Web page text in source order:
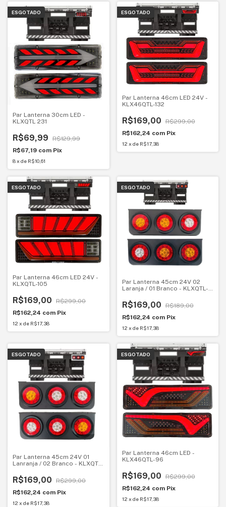
ESGOTADO
Par Lanterna 30cm LED -
KLXQTL 231
R$69,99
R$129,99
R$67,19 com Pix
8x de R$10,61
ESGOTADO
Par Lanterna 46cm LED 24V -
KLX46QTL-132
R$169,00
R$299,00
R$162,24 com Pix
12 x de R$17,38
ESGOTADO
Par Lanterna 46cm LED 24V -
KLXQTL-105
R$169,00
R$299,00
R$162,24 com Pix
12 x de R$17,38
ESGOTADO
Par Lanterna 45cm 24V 02
Laranja / 01 Branco - KLXQTL-
R$169,00
R$189,00
R$162,24 com Pix
12 x de R$17,38
ESGOTADO
Par Lanterna 45cm 24V 01
Lanranja / 02 Branco - KLXQTL-
R$169,00
R$299,00
R$162,24 com Pix
12 x de R$17,38
ESGOTADO
Par Lanterna 46cm LED -
KLX46QTL-96
R$169,00
R$299,00
R$162,24 com Pix
12 x de R$17,38